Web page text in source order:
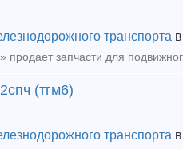
транспорта в
(тгм6)
транспорта в